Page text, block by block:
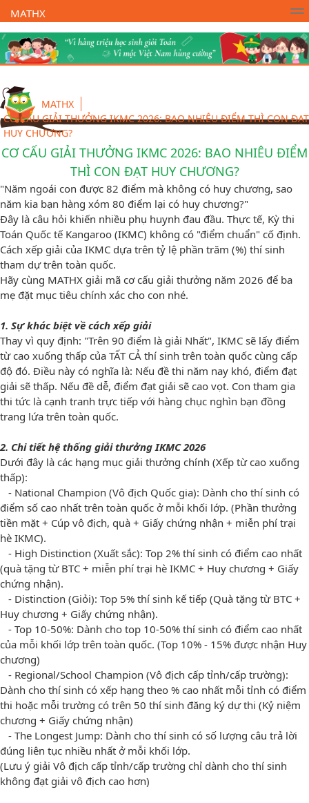
MATHX
Trường Toán Online MATHX Học toán - Lớp 1
MATHX
CƠ CẤU GIẢI THƯỞNG IKMC 2026: BAO NHIÊU ĐIỂM THÌ CON ĐẠT
HUY CHƯƠNG?
CƠ CẤU GIẢI THƯỞNG IKMC 2026: BAO NHIÊU ĐIỂM
THÌ CON ĐẠT HUY CHƯƠNG?
"Năm ngoái con được 82 điểm mà không có huy chương, sao
năm kia bạn hàng xóm 80 điểm lại có huy chương?"
Đây là câu hỏi khiến nhiều phụ huynh đau đầu. Thực tế, Kỳ thi
Toán Quốc tế Kangaroo (IKMC) không có "điểm chuẩn" cố định.
Cách xếp giải của IKMC dựa trên tỷ lệ phần trăm (%) thí sinh
tham dự trên toàn quốc.
Hãy cùng MATHX giải mã cơ cấu giải thưởng năm 2026 để ba
mẹ đặt mục tiêu chính xác cho con nhé.
1. Sự khác biệt về cách xếp giải
Thay vì quy định: "Trên 90 điểm là giải Nhất", IKMC sẽ lấy điểm
từ cao xuống thấp của TẤT CẢ thí sinh trên toàn quốc cùng cấp
độ đó. Điều này có nghĩa là: Nếu đề thi năm nay khó, điểm đạt
giải sẽ thấp. Nếu đề dễ, điểm đạt giải sẽ cao vọt. Con tham gia
thi tức là cạnh tranh trực tiếp với hàng chục nghìn bạn đồng
trang lứa trên toàn quốc.
2. Chi tiết hệ thống giải thưởng IKMC 2026
Dưới đây là các hạng mục giải thưởng chính (Xếp từ cao xuống
thấp):
- National Champion (Vô địch Quốc gia): Dành cho thí sinh có
điểm số cao nhất trên toàn quốc ở mỗi khối lớp. (Phần thưởng
tiền mặt + Cúp vô địch, quà + Giấy chứng nhận + miễn phí trại
hè IKMC).
- High Distinction (Xuất sắc): Top 2% thí sinh có điểm cao nhất
(quà tặng từ BTC + miễn phí trại hè IKMC + Huy chương + Giấy
chứng nhận).
- Distinction (Giỏi): Top 5% thí sinh kế tiếp (Quà tặng từ BTC +
Huy chương + Giấy chứng nhận).
- Top 10-50%: Dành cho top 10-50% thí sinh có điểm cao nhất
của mỗi khối lớp trên toàn quốc. (Top 10% - 15% được nhận Huy
chương)
- Regional/School Champion (Vô địch cấp tỉnh/cấp trường):
Dành cho thí sinh có xếp hạng theo % cao nhất mỗi tỉnh có điểm
thi hoặc mỗi trường có trên 50 thí sinh đăng ký dự thi (Kỷ niệm
chương + Giấy chứng nhận)
- The Longest Jump: Dành cho thí sinh có số lượng câu trả lời
đúng liên tục nhiều nhất ở mỗi khối lớp.
(Lưu ý giải Vô địch cấp tỉnh/cấp trường chỉ dành cho thí sinh
không đạt giải vô địch cao hơn)